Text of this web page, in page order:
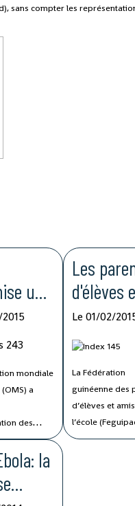
sans compter les
une
pays
par
mondiale
a
des
vaccination
pour
Les
d'élèves
colère en
Guinée
Le 01/02/
La Fédération
guinéenne des
d’élèves et
l’école
réclamé, ce
la